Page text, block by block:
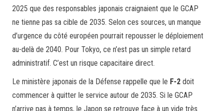
2025 que des responsables japonais craignaient que le GCAP
ne tienne pas sa cible de 2035. Selon ces sources, un manque
d’urgence du côté européen pourrait repousser le déploiement
au-delà de 2040. Pour Tokyo, ce n’est pas un simple retard
administratif. C’est un risque capacitaire direct.
Le ministère japonais de la Défense rappelle que le F-2 doit
commencer à quitter le service autour de 2035. Si le GCAP
n’arrive pas à temps, le Japon se retrouve face à un vide très